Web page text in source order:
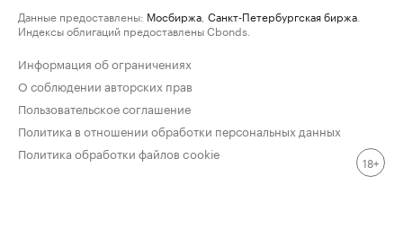
Данные предоставлены: Мосбиржа Санкт-Петербургская биржа
Индексы облигаций предоставлены Cbonds.
Информация об ограничениях
О соблюдении авторских прав
Пользовательское соглашение
Политика в отношении обработки персональных данных
Политика обработки файлов cookie
18+